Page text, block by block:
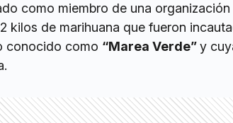
como miembro de una
kilos de marihuana que fueron
conocido como “Marea Verde”y